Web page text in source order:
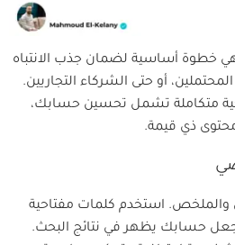
خطوة أساسية لضمان جذب الانتباه
أو حتى الشركاء التجاريين.
متكاملة تشمل تحسين حسابك،
ذي قيمة.
والملخص. استخدم كلمات مفتاحية
حسابك يظهر في نتائج البحث.